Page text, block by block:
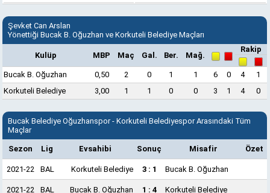
Şevket Can Arslan
Yönettiği Bucak B. Oğuzhan ve Korkuteli Belediye Maçları
Kulüp MBP Maç Gal. Ber. Mağ.
Rakip
Bucak B. Oğuzhan 0,50 2 0 1 1 6 0 4
1
Korkuteli Belediye
3,00 1 1 0 0 3 1 4 0
Bucak Belediye Oğuzhanspor - Korkuteli Belediyespor Arasındaki Tüm
Maçlar
Sezon Lig Evsahibi Sonuç Misafir Özet
2021-22 BAL Korkuteli Belediye 3 : 1 Bucak B. Oğuzhan
2021-22 BAL Bucak B. Oğuzhan 1 : 4 Korkuteli Belediye